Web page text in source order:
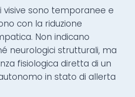
visive sono temporanee e
con la riduzione
Non indicano
neurologici strutturali, ma
fisiologica diretta di un
in stato di allerta